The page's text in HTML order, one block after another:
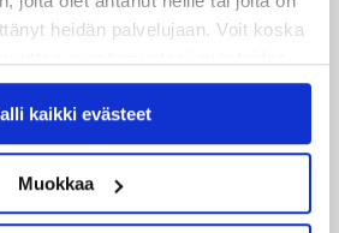
heidän palvelujaan. Voit koska
.
kaikki evästeet
Muokkaa
yhteistyöhön
otteluohjelma on julkaistu!
JYP-hyökkäystä!